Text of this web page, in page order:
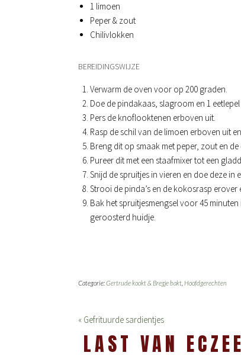
1 limoen
Peper & zout
Chilivlokken
BEREIDINGSWIJZE
Verwarm de oven voor op 200 graden.
Doe de pindakaas, slagroom en 1
Pers de knoflooktenen erboven uit.
Rasp de schil van de limoen erboven uit
Breng dit op smaak met peper, zout en de
Pureer dit met een staafmixer tot een
Snijd de spruitjes in vieren en doe deze in
Strooi de pinda’s en de kokosrasp
Bak het spruitjesmengsel voor 45
geroosterd huidje.
Categorie:Gertrude kookt & Bregje bakt Hoofdgerechten
« Gefrituurde sardientjes
LAST VAN